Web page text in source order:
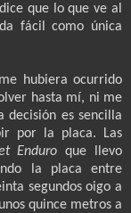
que lo que ve al
fácil como única
hubiera ocurrido
hasta mí, ni me
decisión es sencilla
por la placa. Las
Enduro que llevo
la placa entre
segundos oigo a
quince metros a